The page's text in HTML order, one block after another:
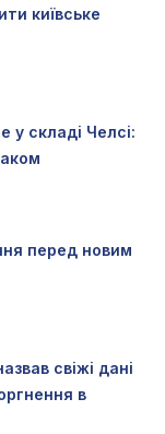
київське
у складі Челсі:
перед новим
свіжі дані
в